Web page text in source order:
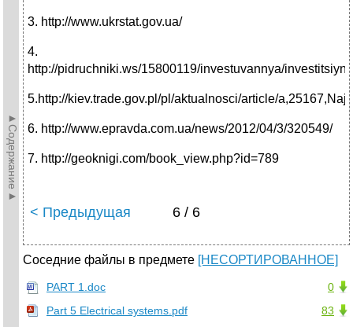
►Содержание►
3. http://www.ukrstat.gov.ua/
4.
http://pidruchniki.ws/15800119/investuvannya/
5.http://kiev.trade.gov.pl/pl/aktualnosci/article/
6. http://www.epravda.com.ua/news/2012/04/3/320549/
7. http://geoknigi.com/book_view.php?id=789
< Предыдущая 6 / 6
Соседние файлы в предмете [НЕСОРТИРОВАННОЕ]
0
PART 1.doc
83
Part 5 Electrical systems.pdf